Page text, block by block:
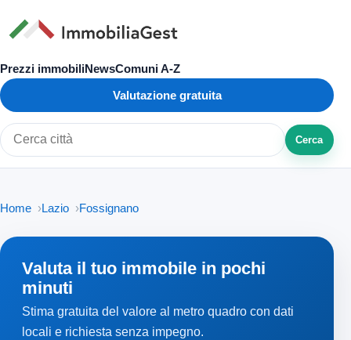
Prezzi immobiliNewsComuni A-Z
Valutazione gratuita
Cerca città o zona
Cerca
Home Lazio Fossignano
Valuta il tuo immobile in pochi
minuti
Stima gratuita del valore al metro quadro con dati
locali e richiesta senza impegno.